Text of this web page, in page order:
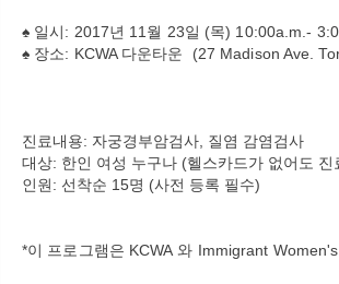
♠ 일시: 2017년 11월 23일 (목) 10:00a.m.-
♠ 장소: KCWA 다운타운 (27 Madison Ave.
진료내용: 자궁경부암검사, 질염 감염검사
대상: 한인 여성 누구나 (헬스카드가 없어도 진
인원: 선착순 15명 (사전 등록 필수)
*이 프로그램은 KCWA 와 Immigrant